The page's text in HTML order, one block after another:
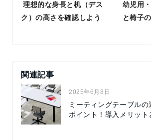
理想的な身長と机（デス
ク）の高さを確認しよう
幼児用
と椅子
関連記事
2025年6月8日
ミーティングテーブル
ポイント！導入メリット